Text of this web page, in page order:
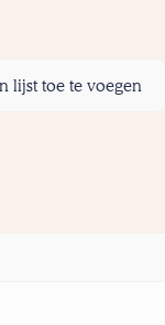
lijst toe te voegen